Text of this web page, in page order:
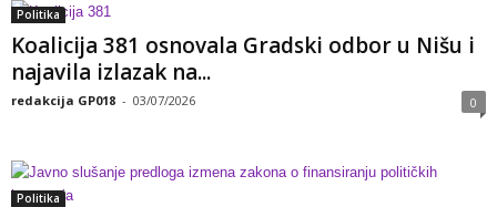
Politika
Koalicija 381 osnovala Gradski odbor u Nišu i
najavila izlazak na...
redakcija GP018 - 03/07/2026 0
Politika